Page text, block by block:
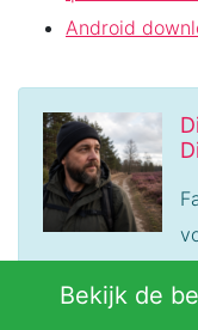
Android
vergelijkt
Bekijk de